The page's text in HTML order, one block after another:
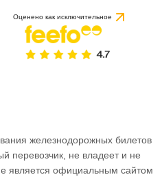
Оценено как исключительное
железнодорожных билетов
перевозчик, не владеет и не
является официальным сайтом